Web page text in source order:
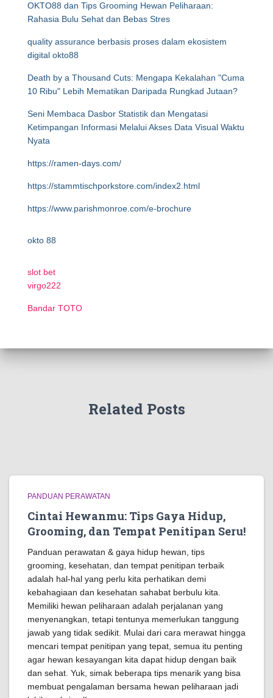
OKTO88 dan Tips Grooming Hewan Peliharaan:
Rahasia Bulu Sehat dan Bebas Stres
quality assurance berbasis proses dalam ekosistem
digital okto88
Death by a Thousand Cuts: Mengapa Kekalahan "Cuma
10 Ribu" Lebih Mematikan Daripada Rungkad Jutaan?
Seni Membaca Dasbor Statistik dan Mengatasi
Ketimpangan Informasi Melalui Akses Data Visual Waktu
Nyata
https://ramen-days.com/
https://stammtischporkstore.com/index2.html
https://www.parishmonroe.com/e-brochure
okto 88
slot bet
virgo222
Bandar TOTO
Related Posts
PANDUAN PERAWATAN
Cintai Hewanmu: Tips Gaya Hidup,
Grooming, dan Tempat Penitipan Seru!
Panduan perawatan & gaya hidup hewan, tips
grooming, kesehatan, dan tempat penitipan terbaik
adalah hal-hal yang perlu kita perhatikan demi
kebahagiaan dan kesehatan sahabat berbulu kita.
Memiliki hewan peliharaan adalah perjalanan yang
menyenangkan, tetapi tentunya memerlukan tanggung
jawab yang tidak sedikit. Mulai dari cara merawat hingga
mencari tempat penitipan yang tepat, semua itu penting
agar hewan kesayangan kita dapat hidup dengan baik
dan sehat. Yuk, simak beberapa tips menarik yang bisa
membuat pengalaman bersama hewan peliharaan jadi